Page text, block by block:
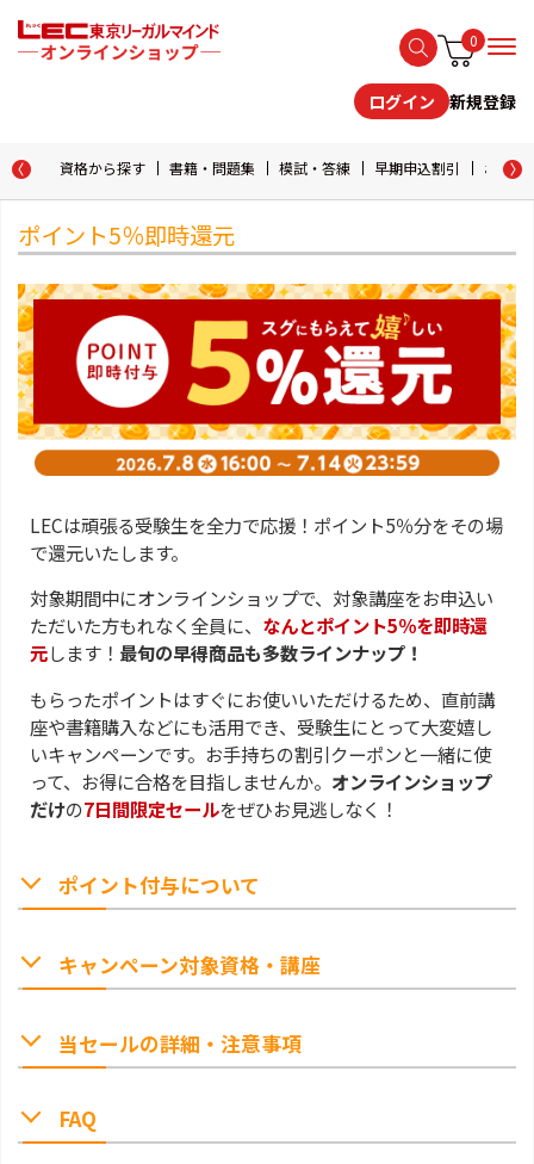
0
ログイン 新規登録
資格から探す 書籍・問題集 模試・答練 早期申込割引 おため
ポイント5％即時還元
LECは頑張る受験生を全力で応援！ポイント5％分をその場
で還元いたします。
対象期間中にオンラインショップで、対象講座をお申込い
ただいた方もれなく全員に、 なんとポイント5％を即時還
元します！ 最旬の早得商品も多数ラインナップ！
もらったポイントはすぐにお使いいただけるため、直前講
座や書籍購入などにも活用でき、受験生にとって大変嬉し
いキャンペーンです。お手持ちの割引クーポンと一緒に使
って、お得に合格を目指しませんか。 オンラインショップ
だけの7日間限定セールをぜひお見逃しなく！
ポイント付与について
キャンペーン対象資格・講座
当セールの詳細・注意事項
FAQ